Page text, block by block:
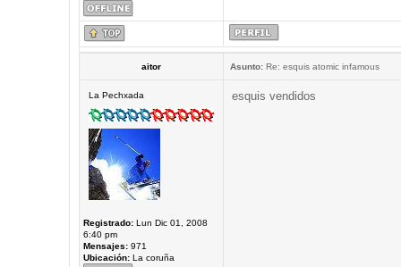
aitor Asunto:Re: esquis atomic infamous
La Pechxada
Registrado:Lun Dic 01, 2008
6:40 pm
Mensajes:971
Ubicación:La coruña
esquis vendidos